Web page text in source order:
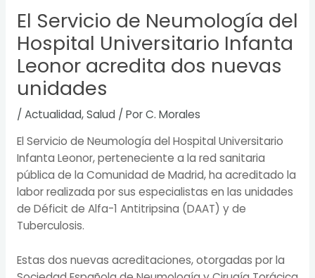
El Servicio de Neumología del
Hospital Universitario Infanta
Leonor acredita dos nuevas
unidades
/ Actualidad,Salud / PorC. Morales
El Servicio de Neumología del Hospital Universitario
Infanta Leonor, perteneciente a la red sanitaria
pública de la Comunidad de Madrid, ha acreditado la
labor realizada por sus especialistas en las unidades
de Déficit de Alfa-1 Antitripsina (DAAT) y de
Tuberculosis.
Estas dos nuevas acreditaciones, otorgadas por la